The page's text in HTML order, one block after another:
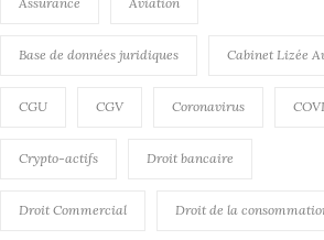
Base de données juridiques Cabinet Lizée
CGU CGV Coronavirus
Crypto-actifs Droit bancaire
Droit Commercial Droit de la